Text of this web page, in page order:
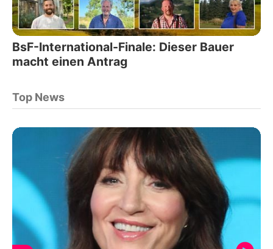
BsF-International-Finale: Dieser Bauer
macht einen Antrag
Top News